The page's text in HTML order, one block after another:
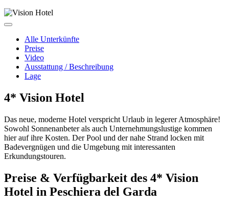
Alle Unterkünfte
Preise
Video
Ausstattung / Beschreibung
Lage
4* Vision Hotel
Das neue, moderne Hotel verspricht Urlaub in legerer Atmosphäre!
Sowohl Sonnenanbeter als auch Unternehmungslustige kommen
hier auf ihre Kosten. Der Pool und der nahe Strand locken mit
Badevergnügen und die Umgebung mit interessanten
Erkundungstouren.
Preise & Verfügbarkeit des 4* Vision
Hotel in Peschiera del Garda